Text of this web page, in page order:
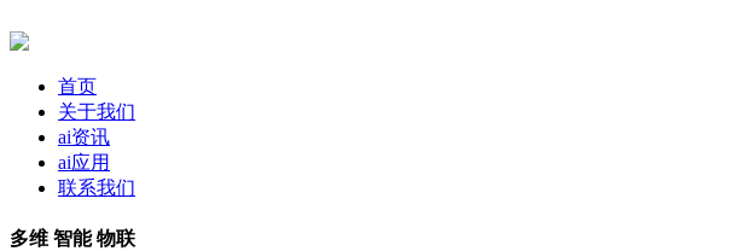
首页
关于我们
ai资讯
ai应用
联系我们
多维 智能 物联